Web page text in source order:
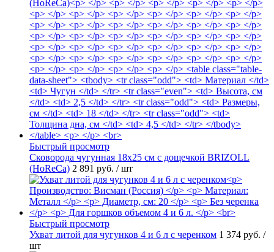
Быстрый просмотр
Сковорода чугунная 18х25 см с дощечкой BRIZOLL
(HoReCa) 2 891 руб. / шт
Быстрый просмотр
Ухват литой для чугунков 4 и 6 л с черенком 1 374 руб. /
шт